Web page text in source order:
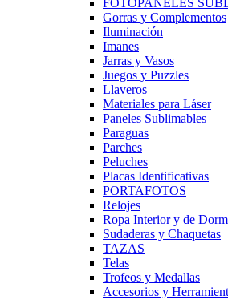
FOTOPANELES
Gorras y Complementos
Iluminación
Imanes
Jarras y Vasos
Juegos y Puzzles
Llaveros
Materiales para Láser
Paneles Sublimables
Paraguas
Parches
Peluches
Placas Identificativas
PORTAFOTOS
Relojes
Ropa Interior y de
Sudaderas y Chaquetas
TAZAS
Telas
Trofeos y Medallas
Accesorios y